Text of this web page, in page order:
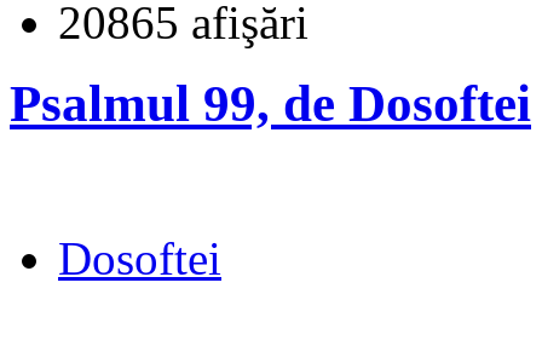
20865 afişări
Psalmul 99, de Dosoftei
Dosoftei